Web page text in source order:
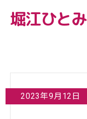
堀江ひとみ
2023年9月12日